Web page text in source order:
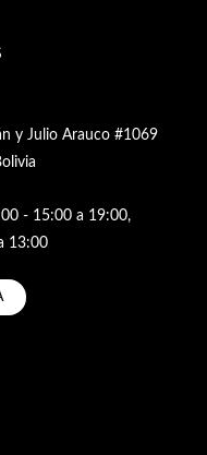
y Julio Arauco #1069
- 15:00 a 19:00,
13:00